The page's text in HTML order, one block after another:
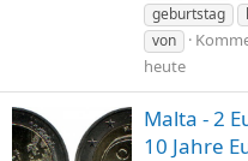
geburtstag
von
heute
Malta - 2
10 Jahre